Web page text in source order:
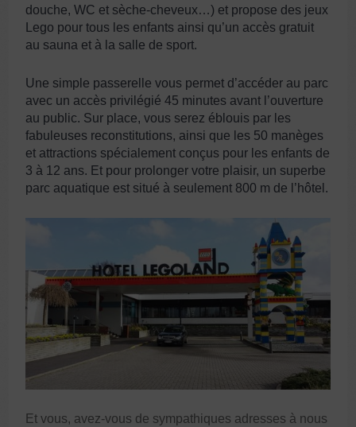
douche, WC et sèche-cheveux…) et propose des jeux
Lego pour tous les enfants ainsi qu’un accès gratuit
au sauna et à la salle de sport.
Une simple passerelle vous permet d’accéder au parc
avec un accès privilégié 45 minutes avant l’ouverture
au public. Sur place, vous serez éblouis par les
fabuleuses reconstitutions, ainsi que les 50 manèges
et attractions spécialement conçus pour les enfants de
3 à 12 ans. Et pour prolonger votre plaisir, un superbe
parc aquatique est situé à seulement 800 m de l’hôtel.
Et vous, avez-vous de sympathiques adresses à nous